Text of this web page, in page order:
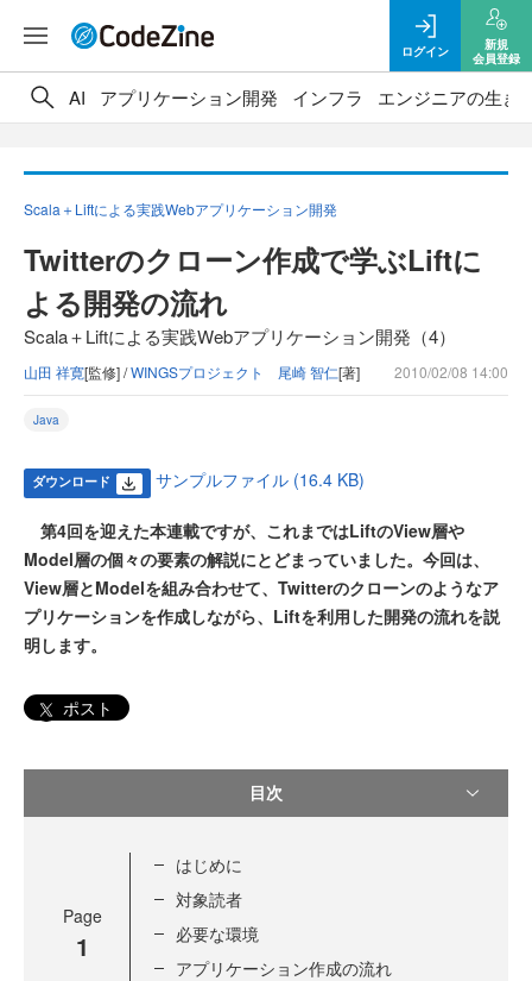
ログイン
新規
会員登録
AI アプリケーション開発 インフラ エンジニアの生き
Scala＋Liftによる実践Webアプリケーション開発
Twitterのクローン作成で学ぶLiftに
よる開発の流れ
Scala＋Liftによる実践Webアプリケーション開発（4）
山田 祥寛[監修] /WINGSプロジェクト 尾崎 智仁[著] 2010/02/08 14:00
Java
ダウンロード サンプルファイル (16.4 KB)
第4回を迎えた本連載ですが、これまではLiftのView層や
Model層の個々の要素の解説にとどまっていました。今回は、
View層とModelを組み合わせて、Twitterのクローンのようなア
プリケーションを作成しながら、Liftを利用した開発の流れを説
明します。
ポスト
目次
Page
1
はじめに
対象読者
必要な環境
アプリケーション作成の流れ